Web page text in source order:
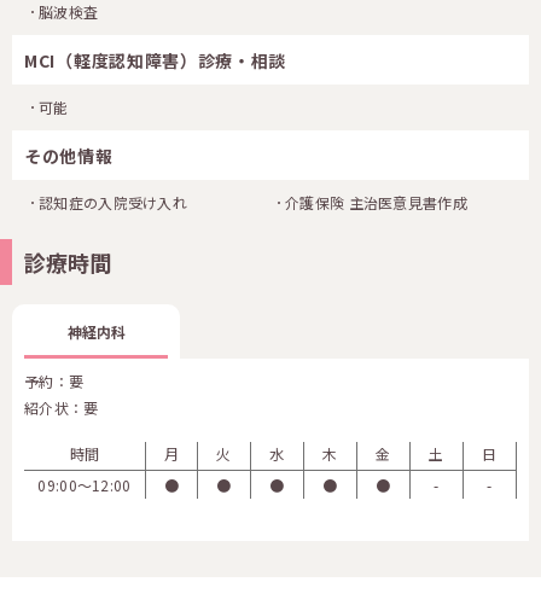
脳波検査
MCI（軽度認知障害）診療・相談
可能
その他情報
認知症の入院受け入れ 介護保険 主治医意見書作成
診療時間
神経内科
予約：要
紹介状：要
時間 月 火 水 木 金 土
日
09:00〜12:00
● ● ● ● ● - -